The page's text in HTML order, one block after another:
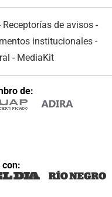
Receptorías de avisos -
institucionales -
- MediaKit
de:
con: